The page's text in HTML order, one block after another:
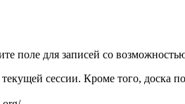
поле для записей со
сессии. Кроме того, доска